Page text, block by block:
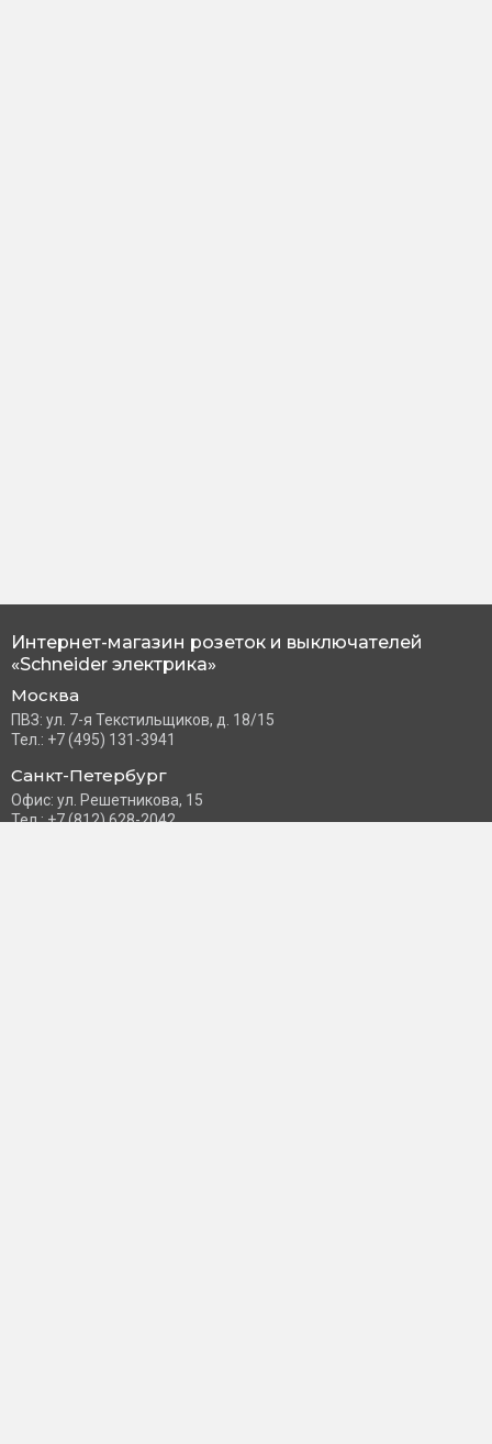
Интернет-магазин розеток и выключателей
«Schneider электрика»
Москва
ПВЗ: ул. 7-я Текстильщиков, д. 18/15
Тел.: +7 (495) 131-3941
Санкт-Петербург
Офис: ул. Решетникова, 15
Тел.: +7 (812) 628-2042